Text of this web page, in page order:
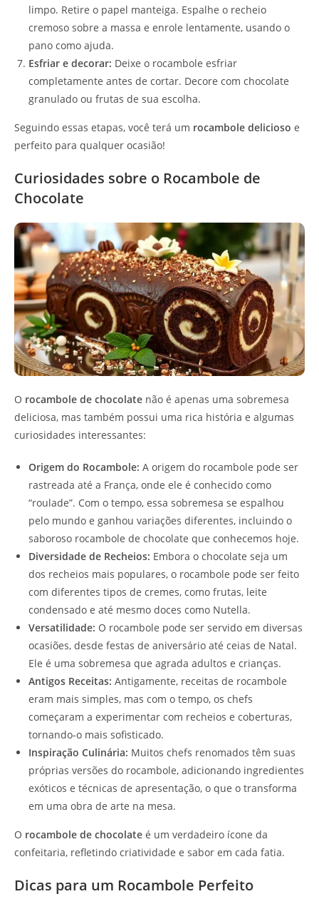
limpo. Retire o papel manteiga. Espalhe o recheio
cremoso sobre a massa e enrole lentamente, usando o
pano como ajuda.
Esfriar e decorar: Deixe o rocambole esfriar
completamente antes de cortar. Decore com chocolate
granulado ou frutas de sua escolha.
Seguindo essas etapas, você terá um rocambole delicioso e
perfeito para qualquer ocasião!
Curiosidades sobre o Rocambole de
Chocolate
O rocambole de chocolate não é apenas uma sobremesa
deliciosa, mas também possui uma rica história e algumas
curiosidades interessantes:
Origem do Rocambole: A origem do rocambole pode ser
rastreada até a França, onde ele é conhecido como
“roulade”. Com o tempo, essa sobremesa se espalhou
pelo mundo e ganhou variações diferentes, incluindo o
saboroso rocambole de chocolate que conhecemos hoje.
Diversidade de Recheios: Embora o chocolate seja um
dos recheios mais populares, o rocambole pode ser feito
com diferentes tipos de cremes, como frutas, leite
condensado e até mesmo doces como Nutella.
Versatilidade: O rocambole pode ser servido em diversas
ocasiões, desde festas de aniversário até ceias de Natal.
Ele é uma sobremesa que agrada adultos e crianças.
Antigos Receitas: Antigamente, receitas de rocambole
eram mais simples, mas com o tempo, os chefs
começaram a experimentar com recheios e coberturas,
tornando-o mais sofisticado.
Inspiração Culinária: Muitos chefs renomados têm suas
próprias versões do rocambole, adicionando ingredientes
exóticos e técnicas de apresentação, o que o transforma
em uma obra de arte na mesa.
O rocambole de chocolate é um verdadeiro ícone da
confeitaria, refletindo criatividade e sabor em cada fatia.
Dicas para um Rocambole Perfeito